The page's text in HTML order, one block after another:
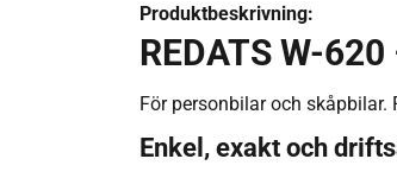
Produktbeskrivning:
REDATS W-
För personbilar och skåpbilar.
Enkel, exakt och